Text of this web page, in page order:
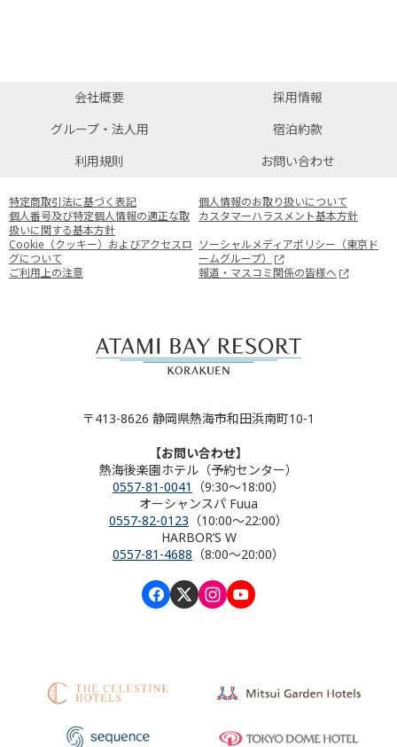
会社概要
採用情報
グループ・法人用
宿泊約款
利用規則
お問い合わせ
特定商取引法に基づく表記
個人情報のお取り扱いについて
個人番号及び特定個人情報の適正な取
扱いに関する基本方針
カスタマーハラスメント基本方針
Cookie（クッキー）およびアクセスロ
グについて
ソーシャルメディアポリシー（東京ド
ームグループ）
ご利用上の注意
報道・マスコミ関係の皆様へ
〒413-8626 静岡県熱海市和田浜南町10-1
【お問い合わせ】
熱海後楽園ホテル（予約センター）
0557-81-0041
（9:30～18:00）
オーシャンスパ Fuua
0557-82-0123 （10:00～22:00）
HARBOR’S W
0557-81-4688 （8:00～20:00）